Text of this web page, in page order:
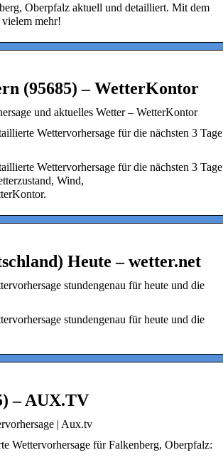
Oberpfalz aktuell und detailliert. Mit dem
mehr!
(95685) – WetterKontor
und aktuelles Wetter – WetterKontor
Wettervorhersage für die nächsten 3 Tage
Wettervorhersage für die nächsten 3 Tage
Wind,
Heute – wetter.net
stundengenau für heute und die
stundengenau für heute und die
– AUX.TV
| Aux.tv
Wettervorhersage für Falkenberg, Oberpfalz: